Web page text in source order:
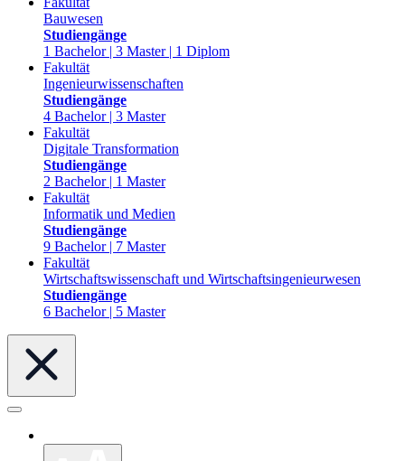
Bauwesen
Studiengänge
1 Bachelor | 3 Master | 1 Diplom
Fakultät
Ingenieurwissenschaften
Studiengänge
4 Bachelor | 3 Master
Fakultät
Digitale Transformation
Studiengänge
2 Bachelor | 1 Master
Fakultät
Informatik und Medien
Studiengänge
9 Bachelor | 7 Master
Fakultät
Wirtschaftswissenschaft und Wirtschaftsingenieurwesen
Studiengänge
6 Bachelor | 5 Master